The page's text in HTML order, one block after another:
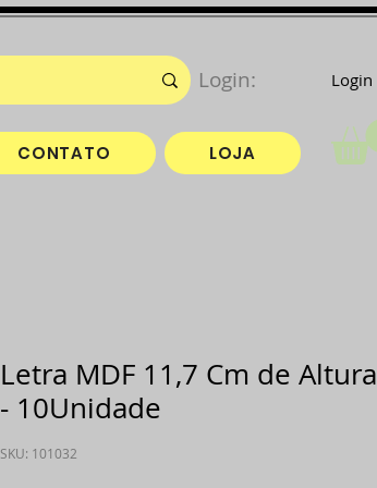
Login
CONTATO LOJA
Login:
Letra MDF 11,7 Cm de Altura
- 10Unidade
SKU: 101032